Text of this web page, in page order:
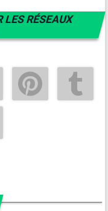
LES RÉSEAUX